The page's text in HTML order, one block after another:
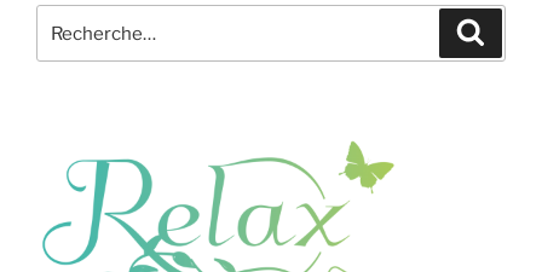
pour